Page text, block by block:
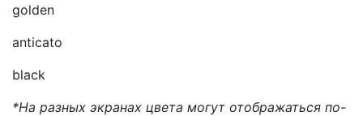
golden
anticato
black
*На разных экранах цвета могут отображаться по-